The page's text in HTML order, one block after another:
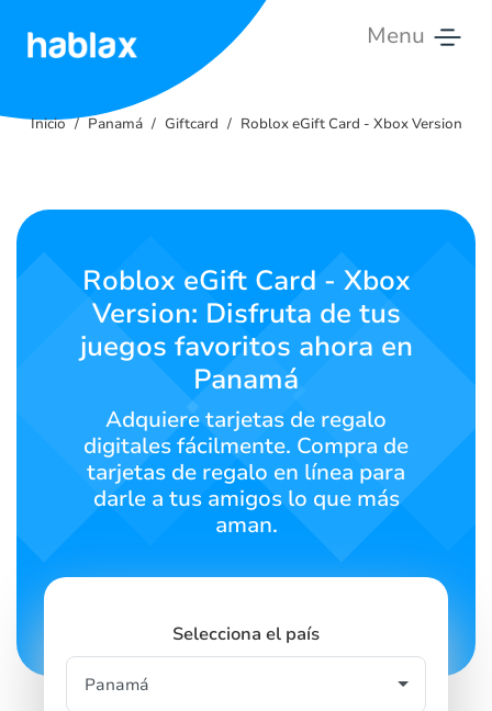
Menu
Tarifas
Contáctanos
SIGN UP
Inicio Panamá Giftcard Roblox eGift Card - Xbox Version
Roblox eGift Card - Xbox
Version: Disfruta de tus
juegos favoritos ahora en
Panamá
Adquiere tarjetas de regalo
digitales fácilmente. Compra de
tarjetas de regalo en línea para
darle a tus amigos lo que más
aman.
Selecciona el país